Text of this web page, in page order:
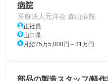
病院
医療法人元洋会 森山病院
正社員
山口県
月給25万5,000円～31万円
部品の製造スタッフ/軽